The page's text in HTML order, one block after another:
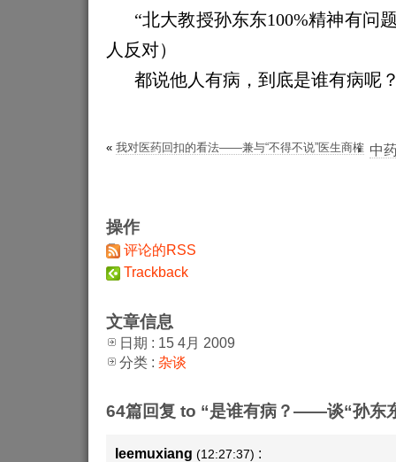
“北大教授孙东东100%精神有问
人 反对）
都说他人有病， 到底是谁有病呢
« 我对医药回扣的看法——兼与“不得不说”医生商榷 中
操作
评论的RSS
Trackback
文章信息
日期 : 15 4月 2009
分类 : 杂谈
64篇回复 to “是谁有病？——谈“孙东
leemuxiang (12:27:37) :